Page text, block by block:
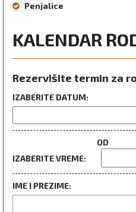
Penjalice
KALENDAR
Rezervišite termin za
IZABERITE DATUM:
IZABERITE VREME:
OD
IME I PREZIME: